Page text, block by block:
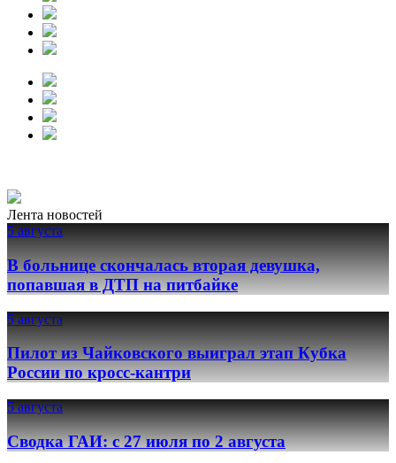
Лента новостей
5 августа
В больнице скончалась вторая девушка,
попавшая в ДТП на питбайке
5 августа
Пилот из Чайковского выиграл этап Кубка
России по кросс-кантри
5 августа
Сводка ГАИ: с 27 июля по 2 августа